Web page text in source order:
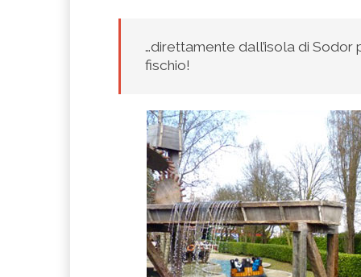
…direttamente dall’isola di Sodor
fischio!